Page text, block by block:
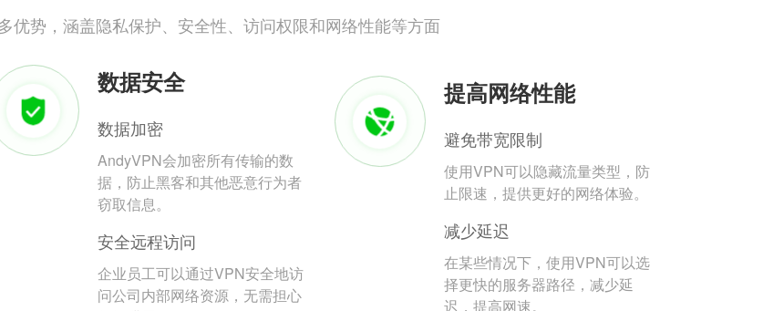
优势，涵盖隐私保护、安全性、访问权限和网络性能等方面
数据安全
数据加密
AndyVPN会加密所有传输的数
据，防止黑客和其他恶意行为者
窃取信息。
安全远程访问
企业员工可以通过VPN安全地访
问公司内部网络资源，无需担心
提高网络性能
避免带宽限制
使用VPN可以隐藏流量类型，防
止限速，提供更好的网络体验。
减少延迟
在某些情况下，使用VPN可以选
择更快的服务器路径，减少延
迟，提高网速。